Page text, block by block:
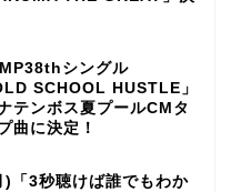
シングル
SCHOOL HUSTLE」
テンボス夏プールCMタ
曲に決定！
「3秒聴けば誰でもわか